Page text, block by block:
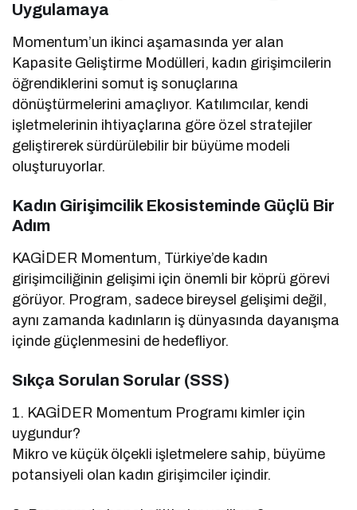
Uygulamaya
Momentum’un ikinci aşamasında yer alan
Kapasite Geliştirme Modülleri, kadın girişimcilerin
öğrendiklerini somut iş sonuçlarına
dönüştürmelerini amaçlıyor. Katılımcılar, kendi
işletmelerinin ihtiyaçlarına göre özel stratejiler
geliştirerek sürdürülebilir bir büyüme modeli
oluşturuyorlar.
Kadın Girişimcilik Ekosisteminde Güçlü Bir
Adım
KAGİDER Momentum, Türkiye’de kadın
girişimciliğinin gelişimi için önemli bir köprü görevi
görüyor. Program, sadece bireysel gelişimi değil,
aynı zamanda kadınların iş dünyasında dayanışma
içinde güçlenmesini de hedefliyor.
Sıkça Sorulan Sorular (SSS)
1. KAGİDER Momentum Programı kimler için
uygundur?
Mikro ve küçük ölçekli işletmelere sahip, büyüme
potansiyeli olan kadın girişimciler içindir.